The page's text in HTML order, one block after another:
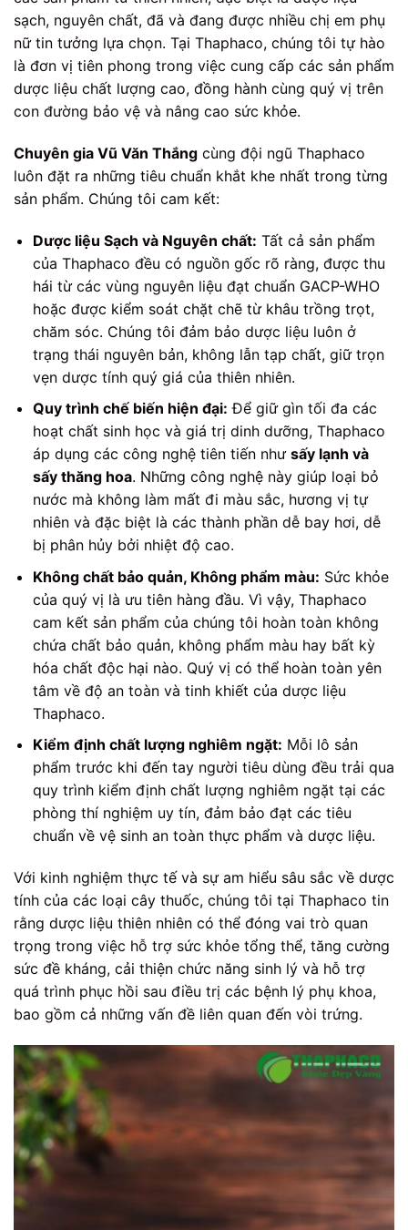
sạch, nguyên chất, đã và đang được nhiều chị em phụ
nữ tin tưởng lựa chọn. Tại Thaphaco, chúng tôi tự hào
là đơn vị tiên phong trong việc cung cấp các sản phẩm
dược liệu chất lượng cao, đồng hành cùng quý vị trên
con đường bảo vệ và nâng cao sức khỏe.
Chuyên gia Vũ Văn Thắng cùng đội ngũ Thaphaco
luôn đặt ra những tiêu chuẩn khắt khe nhất trong từng
sản phẩm. Chúng tôi cam kết:
Dược liệu Sạch và Nguyên chất: Tất cả sản phẩm
của Thaphaco đều có nguồn gốc rõ ràng, được thu
hái từ các vùng nguyên liệu đạt chuẩn GACP-WHO
hoặc được kiểm soát chặt chẽ từ khâu trồng trọt,
chăm sóc. Chúng tôi đảm bảo dược liệu luôn ở
trạng thái nguyên bản, không lẫn tạp chất, giữ trọn
vẹn dược tính quý giá của thiên nhiên.
Quy trình chế biến hiện đại: Để giữ gìn tối đa các
hoạt chất sinh học và giá trị dinh dưỡng, Thaphaco
áp dụng các công nghệ tiên tiến như sấy lạnh và
sấy thăng hoa. Những công nghệ này giúp loại bỏ
nước mà không làm mất đi màu sắc, hương vị tự
nhiên và đặc biệt là các thành phần dễ bay hơi, dễ
bị phân hủy bởi nhiệt độ cao.
Không chất bảo quản, Không phẩm màu: Sức khỏe
của quý vị là ưu tiên hàng đầu. Vì vậy, Thaphaco
cam kết sản phẩm của chúng tôi hoàn toàn không
chứa chất bảo quản, không phẩm màu hay bất kỳ
hóa chất độc hại nào. Quý vị có thể hoàn toàn yên
tâm về độ an toàn và tinh khiết của dược liệu
Thaphaco.
Kiểm định chất lượng nghiêm ngặt: Mỗi lô sản
phẩm trước khi đến tay người tiêu dùng đều trải qua
quy trình kiểm định chất lượng nghiêm ngặt tại các
phòng thí nghiệm uy tín, đảm bảo đạt các tiêu
chuẩn về vệ sinh an toàn thực phẩm và dược liệu.
Với kinh nghiệm thực tế và sự am hiểu sâu sắc về dược
tính của các loại cây thuốc, chúng tôi tại Thaphaco tin
rằng dược liệu thiên nhiên có thể đóng vai trò quan
trọng trong việc hỗ trợ sức khỏe tổng thể, tăng cường
sức đề kháng, cải thiện chức năng sinh lý và hỗ trợ
quá trình phục hồi sau điều trị các bệnh lý phụ khoa,
bao gồm cả những vấn đề liên quan đến vòi trứng.